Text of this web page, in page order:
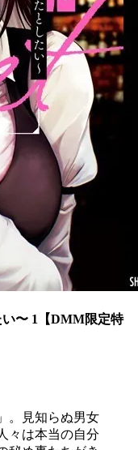
〜 1【DMM限定特
。見知らぬ男女
々は本当の自分